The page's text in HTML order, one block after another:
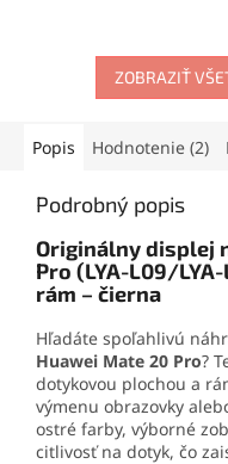
no pružný spoj, ktorý
odoláva otrasom, vode aj
oderu. Vďaka presnej
jednoducho nanáša aj na
ZOBRAZIŤ
Popis Hodnotenie (2)
Podrobný popis
Originálny displej
Pro (LYA-L09/
rám – čierna
Hľadáte spoľahlivú
Huawei Mate 20 Pro?
dotykovou plochou a
výmenu obrazovky
ostré farby, výborné
citlivosť na dotyk, čo